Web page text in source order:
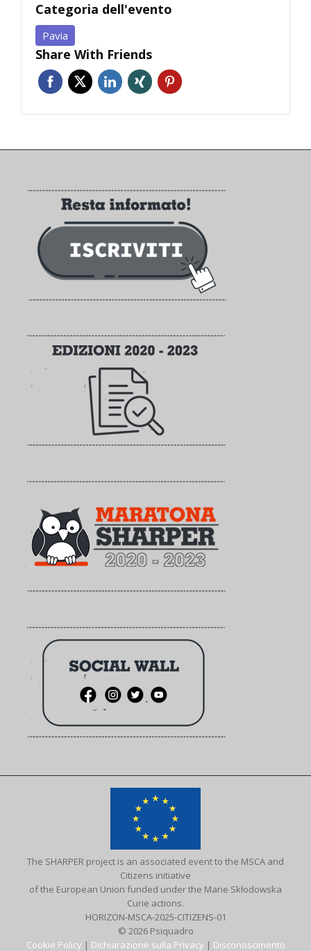
Categoria dell'evento
Pavia
Share With Friends
The SHARPER project is an associated event to the MSCA and
Citizens initiative
of the European Union funded under the Marie Skłodowska
Curie actions.
HORIZON-MSCA-2025-CITIZENS-01
© 2026 Psiquadro
Cookie Policy | Dichiarazione sulla Privacy | Disconoscimento